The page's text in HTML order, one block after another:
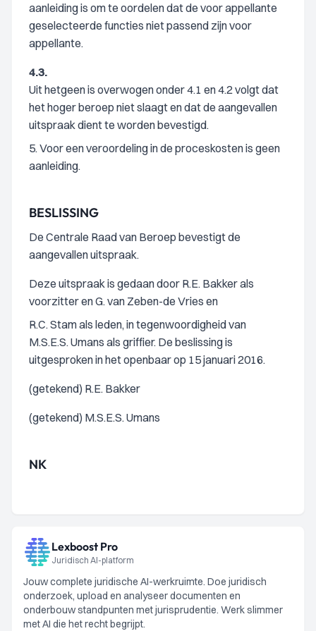
aanleiding is om te oordelen dat de voor appellante
geselecteerde functies niet passend zijn voor
appellante.
4.3.
Uit hetgeen is overwogen onder 4.1 en 4.2 volgt dat
het hoger beroep niet slaagt en dat de aangevallen
uitspraak dient te worden bevestigd.
5. Voor een veroordeling in de proceskosten is geen
aanleiding.
BESLISSING
De Centrale Raad van Beroep bevestigt de
aangevallen uitspraak.
Deze uitspraak is gedaan door R.E. Bakker als
voorzitter en G. van Zeben-de Vries en
R.C. Stam als leden, in tegenwoordigheid van
M.S.E.S. Umans als griffier. De beslissing is
uitgesproken in het openbaar op 15 januari 2016.
(getekend) R.E. Bakker
(getekend) M.S.E.S. Umans
NK
Lexboost Pro
Juridisch AI-platform
Jouw complete juridische AI-werkruimte. Doe juridisch
onderzoek, upload en analyseer documenten en
onderbouw standpunten met jurisprudentie. Werk slimmer
met AI die het recht begrijpt.